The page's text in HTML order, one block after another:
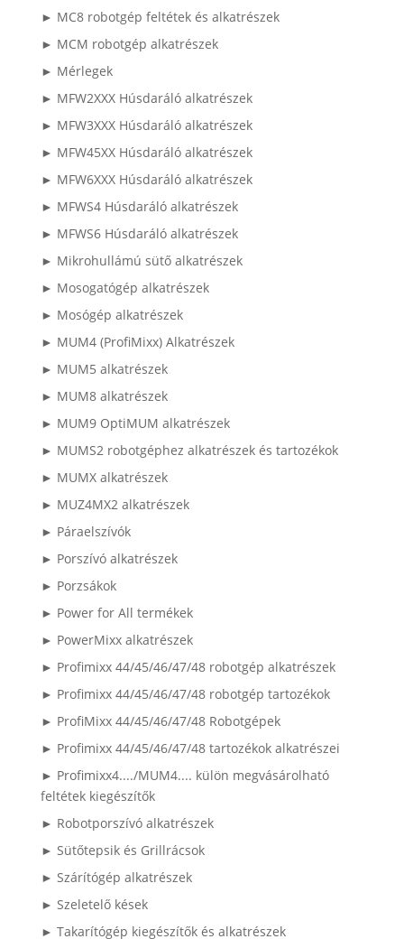
► MC8 robotgép feltétek és alkatrészek
► MCM robotgép alkatrészek
► Mérlegek
► MFW2XXX Húsdaráló alkatrészek
► MFW3XXX Húsdaráló alkatrészek
► MFW45XX Húsdaráló alkatrészek
► MFW6XXX Húsdaráló alkatrészek
► MFWS4 Húsdaráló alkatrészek
► MFWS6 Húsdaráló alkatrészek
► Mikrohullámú sütő alkatrészek
► Mosogatógép alkatrészek
► Mosógép alkatrészek
► MUM4 (ProfiMixx) Alkatrészek
► MUM5 alkatrészek
► MUM8 alkatrészek
► MUM9 OptiMUM alkatrészek
► MUMS2 robotgéphez alkatrészek és tartozékok
► MUMX alkatrészek
► MUZ4MX2 alkatrészek
► Páraelszívók
► Porszívó alkatrészek
► Porzsákok
► Power for All termékek
► PowerMixx alkatrészek
► Profimixx 44/45/46/47/48 robotgép alkatrészek
► Profimixx 44/45/46/47/48 robotgép tartozékok
► ProfiMixx 44/45/46/47/48 Robotgépek
► Profimixx 44/45/46/47/48 tartozékok alkatrészei
► Profimixx4..../MUM4.... külön megvásárolható
feltétek kiegészítők
► Robotporszívó alkatrészek
► Sütőtepsik és Grillrácsok
► Szárítógép alkatrészek
► Szeletelő kések
► Takarítógép kiegészítők és alkatrészek